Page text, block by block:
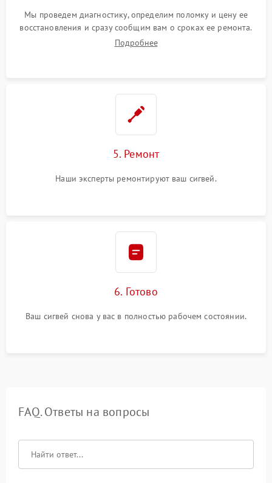
Мы проведем диагностику, определим поломку и цену ее
восстановления и сразу сообщим вам о сроках ее ремонта.
Подробнее
5. Ремонт
Наши эксперты ремонтируют ваш сигвей.
6. Готово
Ваш сигвей снова у вас в полностью рабочем состоянии.
FAQ. Ответы на вопросы